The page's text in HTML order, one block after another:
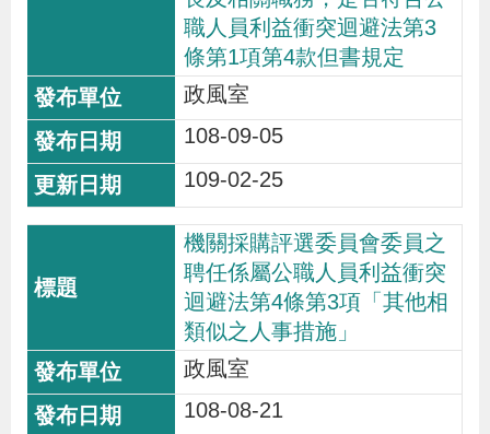
職人員利益衝突迴避法第3
條第1項第4款但書規定
政風室
108-09-05
109-02-25
機關採購評選委員會委員之
聘任係屬公職人員利益衝突
迴避法第4條第3項「其他相
類似之人事措施」
政風室
108-08-21